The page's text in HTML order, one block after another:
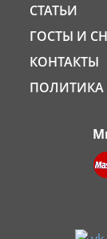
СТАТЬИ
ГОСТЫ И
КОНТАКТЫ